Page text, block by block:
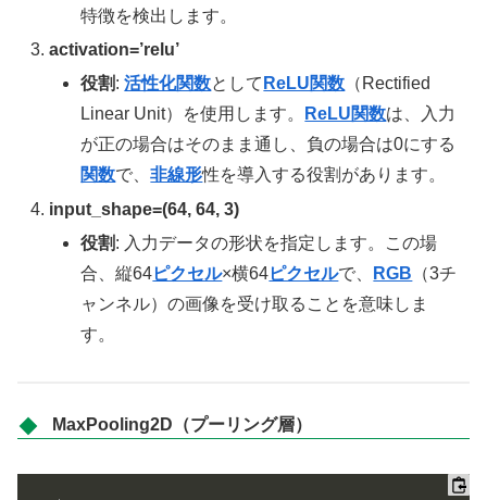
特徴を検出します。
activation=’relu’
役割:活性化関数として ReLU関数 （Rectified
Linear Unit）を使用します。
ReLU関数は、入力
が正の場合はそのまま通し、負の場合は0にする
関数で、非線形性を導入する役割があります。
input_shape=(64, 64, 3)
役割: 入力データの形状を指定します。この場
合、縦64ピクセル×横64ピクセルで、 RGB （3チ
ャンネル）の画像を受け取ることを意味しま
す。
MaxPooling2D（プーリング層）